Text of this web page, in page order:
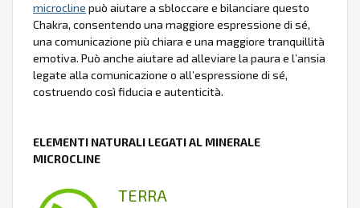
microcline può aiutare a sbloccare e bilanciare questo
Chakra, consentendo una maggiore espressione di sé,
una comunicazione più chiara e una maggiore tranquillità
emotiva. Può anche aiutare ad alleviare la paura e l’ansia
legate alla comunicazione o all’espressione di sé,
costruendo così fiducia e autenticità.
ELEMENTI NATURALI LEGATI AL MINERALE
MICROCLINE
TERRA